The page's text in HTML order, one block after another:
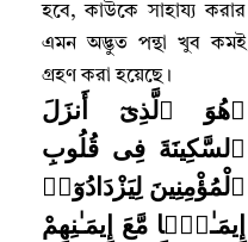
হবে,কাউকে সাহায্য করার
এমন অদ্ভুত পন্থা খুব কমই
গ্রহণ করা হয়েছে।
﴿هُوَ ٱلَّذِىٓ أَنزَلَ
ٱلسَّكِينَةَ فِى قُلُوبِ
ٱلْمُؤْمِنِينَ لِيَزْدَادُوٓا۟
إِيمَـٰنًۭا مَّعَ إِيمَـٰنِهِمْ